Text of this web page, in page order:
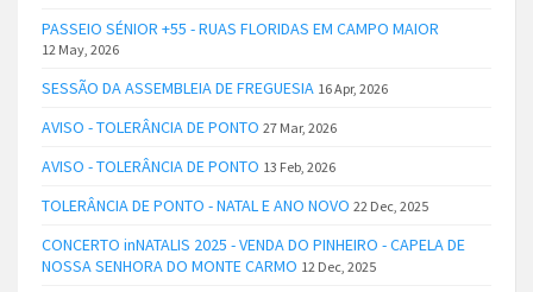
PASSEIO SÉNIOR +55 - RUAS FLORIDAS EM CAMPO MAIOR
12 May, 2026
SESSÃO DA ASSEMBLEIA DE FREGUESIA 16 Apr, 2026
AVISO - TOLERÂNCIA DE PONTO 27 Mar, 2026
AVISO - TOLERÂNCIA DE PONTO 13 Feb, 2026
TOLERÂNCIA DE PONTO - NATAL E ANO NOVO 22 Dec, 2025
CONCERTO inNATALIS 2025 - VENDA DO PINHEIRO - CAPELA DE
NOSSA SENHORA DO MONTE CARMO 12 Dec, 2025